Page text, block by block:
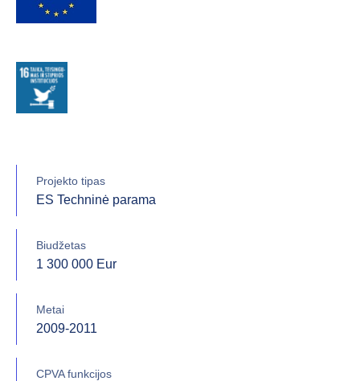
Projekto tipas
ES Techninė parama
Biudžetas
1 300 000 Eur
Metai
2009-2011
CPVA funkcijos